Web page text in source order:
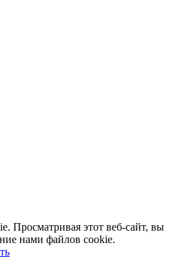
Просматривая этот веб-сайт, вы
нами файлов cookie.